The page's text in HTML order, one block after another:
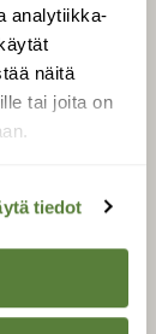
analytiikka-
näitä
tai joita on
tiedot
-lehden
.